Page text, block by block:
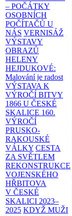
– POČÁTKY
OSOBNÍCH
POČÍTAČŮ U
NÁS VERNISÁŽ
VÝSTAVY
OBRAZŮ
HELENY
HEJDUKOVÉ:
Malování je radost
VÝSTAVA K
VÝROČÍ BITVY
1866 U ČESKÉ
SKALICE 160.
VÝROČÍ
PRUSKO-
RAKOUSKÉ
VÁLKY CESTA
ZA SVĚTLEM
REKONSTRUKCE
VOJENSKÉHO
HŘBITOVA
V ČESKÉ
SKALICI 2023–
2025 KDYŽ MUŽI